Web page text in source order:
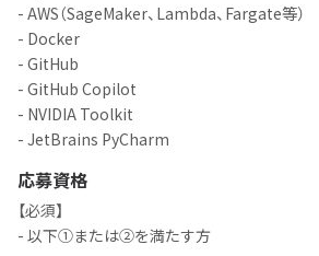
- AWS（SageMaker、Lambda、Fargate等）
- Docker
- GitHub
- GitHub Copilot
- NVIDIA Toolkit
- JetBrains PyCharm
応募資格
【必須】
- 以下①または②を満たす方